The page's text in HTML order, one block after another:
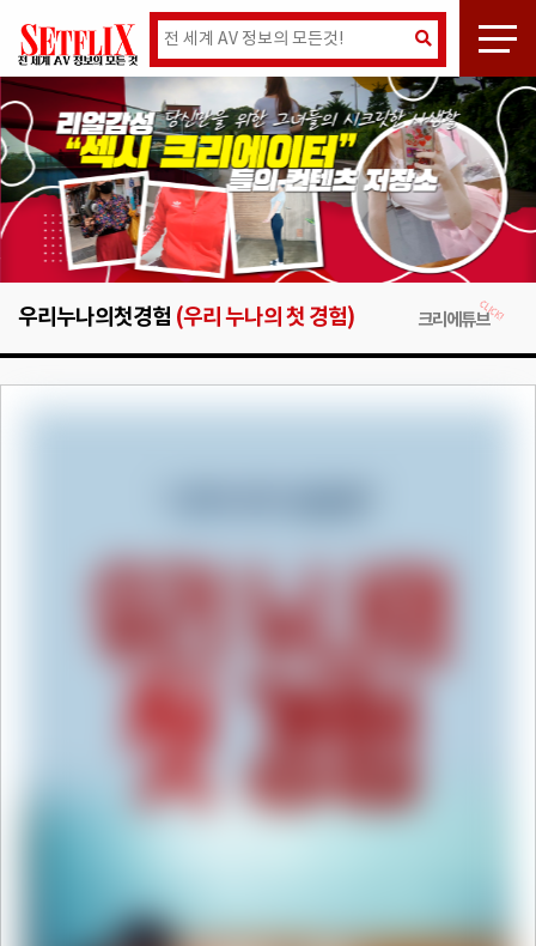
크리에튜브
우리누나의첫경험 (우리 누나의 첫 경험)